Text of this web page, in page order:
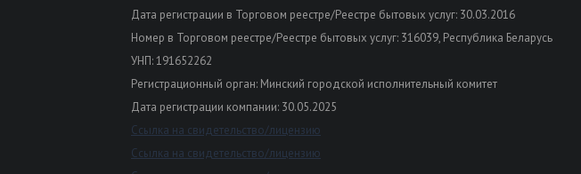
Дата регистрации в Торговом реестре/Реестре бытовых услуг: 30.03.2016
Номер в Торговом реестре/Реестре бытовых услуг: 316039, Республика Беларусь
УНП: 191652262
Регистрационный орган: Минский городской исполнительный комитет
Дата регистрации компании: 30.05.2025
Ссылка на свидетельство/лицензию
Ссылка на свидетельство/лицензию